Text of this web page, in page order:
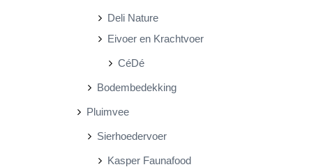
Deli Nature
Eivoer en Krachtvoer
CéDé
Bodembedekking
Pluimvee
Sierhoedervoer
Kasper Faunafood